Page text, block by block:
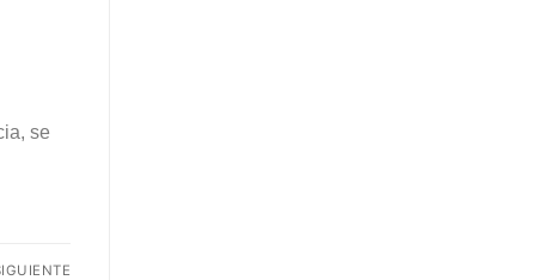
se